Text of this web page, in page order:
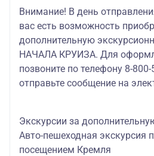
Внимание! В день
вас есть возможность
дополнительную
НАЧАЛА КРУИЗА. Для
позвоните по телефону 8-
отправьте сообщение на
Экскурсии за
Авто-пешеходная экскурсия
посещением Кремля